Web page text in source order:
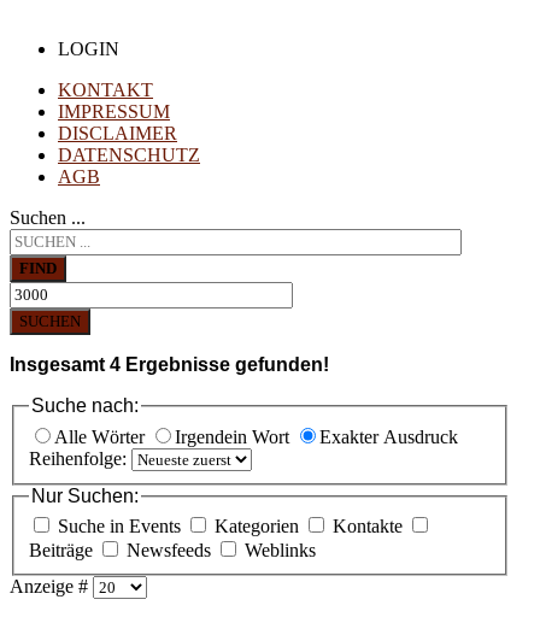
LOGIN
KONTAKT
IMPRESSUM
DISCLAIMER
DATENSCHUTZ
AGB
Suchen ...
FIND
SUCHEN
Insgesamt 4 Ergebnisse gefunden!
Suche nach:
Alle Wörter
Irgendein Wort
Exakter Ausdruck
Reihenfolge:
Nur Suchen:
Suche in Events
Kategorien
Kontakte
Beiträge
Newsfeeds
Weblinks
Anzeige #